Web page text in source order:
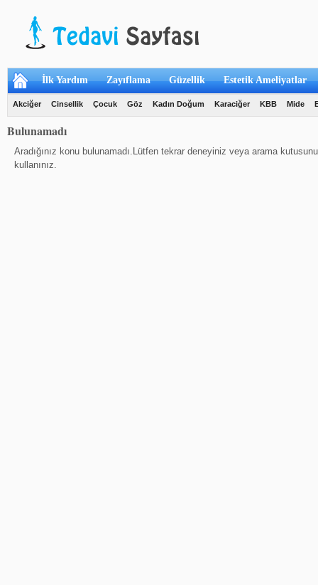
İlk Yardım Zayıflama Güzellik Estetik Ameliyatlar
Akciğer Cinsellik Çocuk Göz Kadın Doğum Karaciğer KBB Mide
Bulunamadı
Aradığınız konu bulunamadı.Lütfen tekrar deneyiniz veya arama kutusunu
kullanınız.